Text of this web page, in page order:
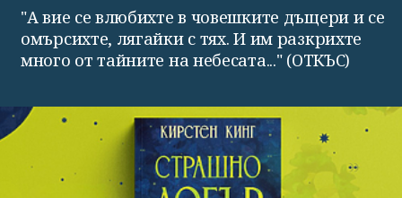
"А вие се влюбихте в чо­вешките дъщери и се
омърсихте, лягайки с тях. И им раз­крихте
много от тайните на небесата..." (ОТКЪС)